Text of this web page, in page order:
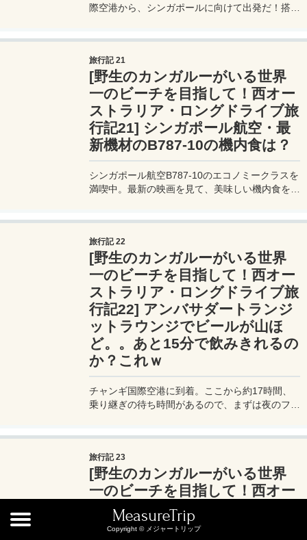
際空港から、シンガポールに向けて出発だ！搭乗
は快適だなぁ♪
旅行記 21
[野生のカンガルーがいる世界
一のビーチを目指して！西オー
ストラリア・ロングドライブ旅
行記21] シンガポール航空・最
新機材のB787-10の機内食は？
シンガポール航空B787-10のエコノミークラスを
満喫中。最新の映画を見て、美味しい機内食をい
旅行記 22
[野生のカンガルーがいる世界
一のビーチを目指して！西オー
ストラリア・ロングドライブ旅
行記22] アンバサダートランジ
ットラウンジでビールが山ほ
ど。。あと15分で飲みきれるの
か？これｗ
チャンギ国際空港に到着。ここから約17時間、
乗り継ぎの待ち時間があるので、まずは夜のフリ
わりすると・・なんと、余分にもう2本分缶ビー
ルを貰う。嬉しいけど、、、あと15分で待ち時
間なんだが（汗）。
旅行記 23
[野生のカンガルーがいる世界
一のビーチを目指して！西オー
ストラリア・ロングドライブ旅
行記23] 長い乗り継ぎ時間を使
MeasureTrip
Copyright © メジャートリップ